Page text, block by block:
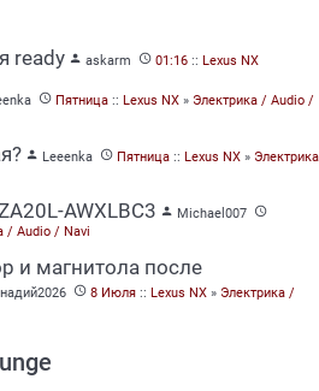
ready  askarm  01:16 :: Lexus NX
 Пятница :: Lexus NX » Электрика / Audio /
 Leeenka  Пятница :: Lexus NX » Электрика
AWXLBC3  Michael007 
/ Audio / Navi
и магнитола после
 8 Июля :: Lexus NX » Электрика /